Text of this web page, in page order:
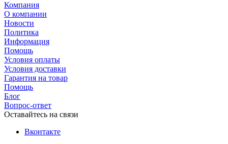
Компания
О компании
Новости
Политика
Информация
Помощь
Условия оплаты
Условия доставки
Гарантия на товар
Помощь
Блог
Вопрос-ответ
Оставайтесь на связи
Вконтакте